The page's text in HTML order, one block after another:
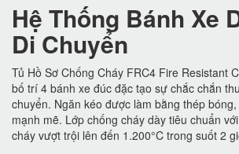
Hệ Thống Bánh Xe
Di Chuyển
Tủ Hồ Sơ Chống Cháy FRC4 Fire Resistant
bố trí 4 bánh xe đúc đặc tạo sự chắc chắn
chuyển. Ngăn kéo được làm bằng thép
mạnh mẽ. Lớp chống cháy dày tiêu chuẩn
cháy vượt trội lên đến 1.200°C trong suốt 2